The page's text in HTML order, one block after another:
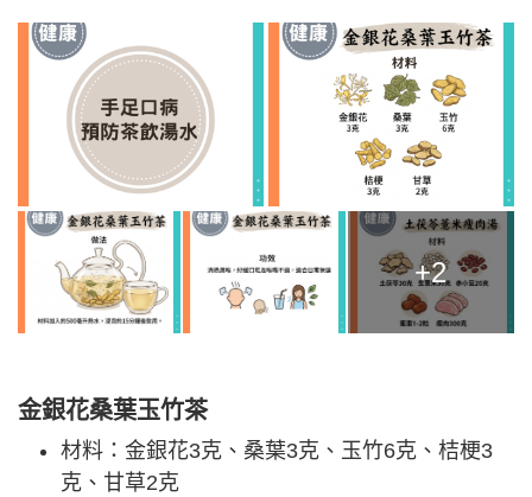
+2
金銀花桑葉玉竹茶
材料：金銀花3克、桑葉3克、玉竹6克、桔梗3
克、甘草2克